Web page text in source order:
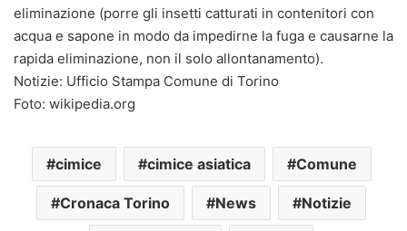
eliminazione (porre gli insetti catturati in contenitori con
acqua e sapone in modo da impedirne la fuga e causarne la
rapida eliminazione, non il solo allontanamento).
Notizie: Ufficio Stampa Comune di Torino
Foto: wikipedia.org
cimice cimice asiatica Comune
Cronaca Torino News Notizie